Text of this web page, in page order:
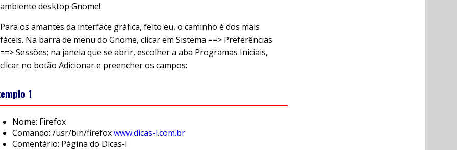
ambiente desktop Gnome!
Para os amantes da interface gráfica, feito eu, o caminho é dos mais
fáceis. Na barra de menu do Gnome, clicar em Sistema ==> Preferências
==> Sessões; na janela que se abrir, escolher a aba Programas Iniciais,
clicar no botão Adicionar e preencher os campos:
1
Nome: Firefox
Comando: /usr/bin/firefoxwww.dicas-l.com.br
Comentário: Página do Dicas-l